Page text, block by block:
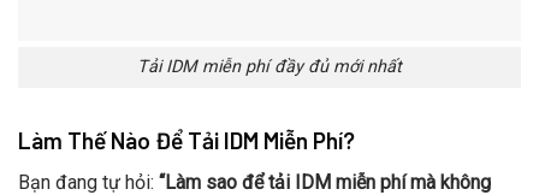
Tải IDM miễn phí đầy đủ mới nhất
Làm Thế Nào Để Tải IDM Miễn Phí?
Bạn đang tự hỏi: “Làm sao để tải IDM miễn phí mà không